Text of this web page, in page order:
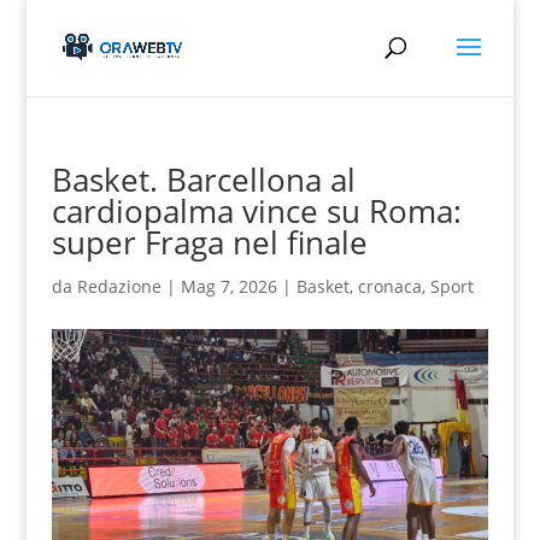
Basket. Barcellona al
cardiopalma vince su Roma:
super Fraga nel finale
da Redazione | Mag 7, 2026| Basket, cronaca, Sport